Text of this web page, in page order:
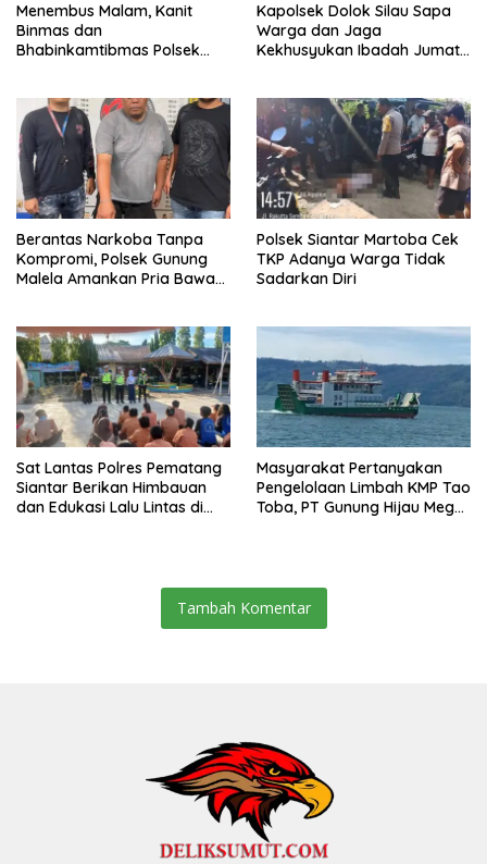
Menembus Malam, Kanit
Binmas dan
Bhabinkamtibmas Polsek
Kampung yang Aman
Kapolsek Dolok Silau Sapa
Warga dan Jaga
Kekhusyukan Ibadah Jumat
Berantas Narkoba Tanpa
Kompromi, Polsek Gunung
Malela Amankan Pria Bawa
Polsek Siantar Martoba Cek
TKP Adanya Warga Tidak
Sadarkan Diri
Sat Lantas Polres Pematang
Siantar Berikan Himbauan
dan Edukasi Lalu Lintas di
Masyarakat Pertanyakan
Pengelolaan Limbah KMP Tao
Toba, PT Gunung Hijau Mega
Tambah Komentar